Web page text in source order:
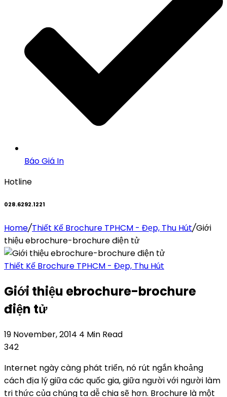
Báo Giá In
Hotline
028.6292.1221
Home/Thiết Kế Brochure TPHCM - Đẹp, Thu Hút/Giới
thiệu ebrochure-brochure điện tử
Thiết Kế Brochure TPHCM - Đẹp, Thu Hút
Giới thiệu ebrochure-brochure
điện tử
19 November, 2014 4 Min Read
342
Internet ngày càng phát triển, nó rút ngắn khoảng
cách địa lý giữa các quốc gia, giữa người với người làm
tri thức của chúng ta dễ chia sẽ hơn. Brochure là một